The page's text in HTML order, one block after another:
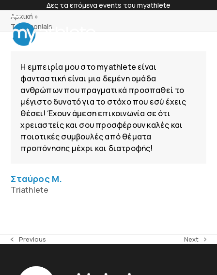
to
content
Δες τα επόμενα events του myathlete
Open
mobile
Close
mobile
Αρχική »
Testimonials
Η εμπειρία μου στο myathlete είναι
φανταστική είναι μια δεμένη ομάδα
ανθρώπων που πραγματικά προσπαθεί το
μέγιστο δυνατό για το στόχο που εσύ έχεις
θέσει! Έχουν άμεση επικοινωνία σε ότι
χρειαστείς και σου προσφέρουν καλές και
ποιοτικές συμβουλές από θέματα
προπόνησης μέχρι και διατροφής!
Σταύρος Μ.
Triathlete
previous
Previous
next
Next